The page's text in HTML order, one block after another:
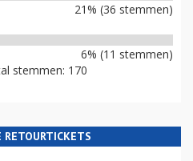
21% (36 stemmen)
6% (11 stemmen)
stemmen: 170
RETOURTICKETS